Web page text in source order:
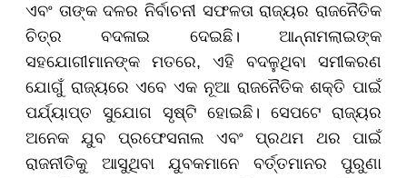
ଏବଂ ତାଙ୍କ ଦଳର ନିର୍ବାଚନୀ ସଫଳତା ରାଜ୍ୟର ରାଜନୈତିକ
ଚିତ୍ର ବଦଳାଇ ଦେଇଛି। ଆନ୍ନାମଲାଇଙ୍କ
ସହଯୋଗୀମାନଙ୍କ ମତରେ, ଏହି ବଦଳୁଥିବା ସମୀକରଣ
ଯୋଗୁଁ ରାଜ୍ୟରେ ଏବେ ଏକ ନୂଆ ରାଜନୈତିକ ଶକ୍ତି ପାଇଁ
ପର୍ଯ୍ୟାପ୍ତ ସୁଯୋଗ ସୃଷ୍ଟି ହୋଇଛି। ସେପଟେ ରାଜ୍ୟର
ଅନେକ ଯୁବ ପ୍ରଫେସନାଲ ଏବଂ ପ୍ରଥମ ଥର ପାଇଁ
ରାଜନୀତିକୁ ଆସୁଥିବା ଯୁବକମାନେ ବର୍ତ୍ତମାନର ପୁରୁଣା